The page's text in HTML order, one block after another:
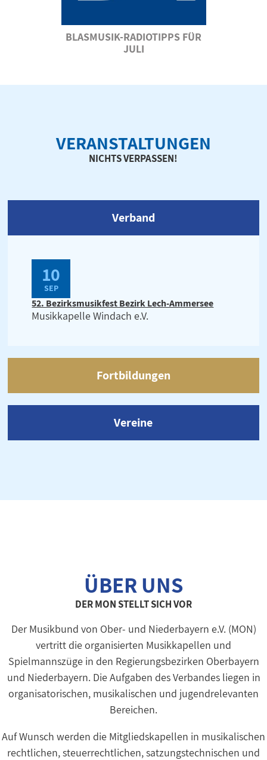
BLASMUSIK-RADIOTIPPS FÜR
JULI
VERANSTALTUNGEN
NICHTS VERPASSEN!
Verband
10
SEP
52. Bezirksmusikfest Bezirk Lech-Ammersee
Musikkapelle Windach e.V.
Fortbildungen
Vereine
ÜBER UNS
DER MON STELLT SICH VOR
Der Musikbund von Ober- und Niederbayern e.V. (MON)
vertritt die organisierten Musikkapellen und
Spielmannszüge in den Regierungsbezirken Oberbayern
und Niederbayern. Die Aufgaben des Verbandes liegen in
organisatorischen, musikalischen und jugendrelevanten
Bereichen.
Auf Wunsch werden die Mitgliedskapellen in musikalischen
rechtlichen, steuerrechtlichen, satzungstechnischen und